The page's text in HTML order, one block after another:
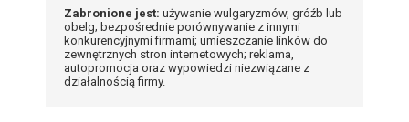
Zabronione jest: używanie wulgaryzmów, gróźb lub
obelg; bezpośrednie porównywanie z innymi
konkurencyjnymi firmami; umieszczanie linków do
zewnętrznych stron internetowych; reklama,
autopromocja oraz wypowiedzi niezwiązane z
działalnością firmy.